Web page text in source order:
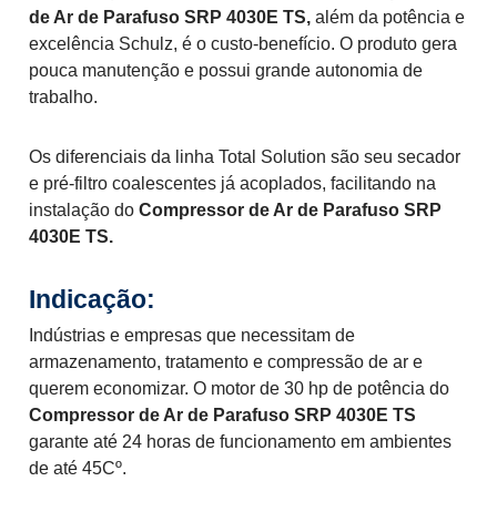
de Ar de Parafuso SRP 4030E TS, além da potência e
excelência Schulz, é o custo-benefício. O produto gera
pouca manutenção e possui grande autonomia de
trabalho.
Os diferenciais da linha Total Solution são seu secador
e pré-filtro coalescentes já acoplados, facilitando na
instalação do Compressor de Ar de Parafuso SRP
4030E TS.
Indústrias e empresas que necessitam de
armazenamento, tratamento e compressão de ar e
querem economizar. O motor de 30 hp de potência do
Compressor de Ar de Parafuso SRP 4030E TS
garante até 24 horas de funcionamento em ambientes
de até 45Cº.